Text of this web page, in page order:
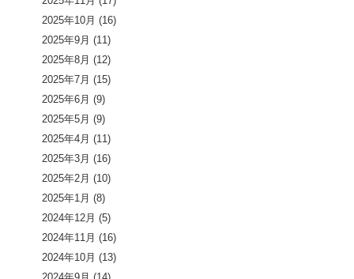
2025年10月 (16)
2025年9月 (11)
2025年8月 (12)
2025年7月 (15)
2025年6月 (9)
2025年5月 (9)
2025年4月 (11)
2025年3月 (16)
2025年2月 (10)
2025年1月 (8)
2024年12月 (5)
2024年11月 (16)
2024年10月 (13)